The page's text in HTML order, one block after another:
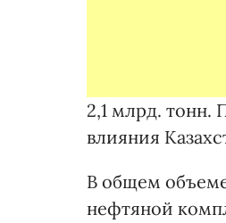
2,1 млрд. тонн.
влияния
В общем
нефтяной